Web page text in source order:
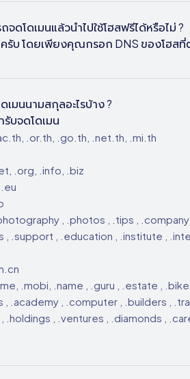
จดโดเมนแล้วนำไปใช้โฮสฟรีได้หรือไม่ ?
รับ โดยเพียงคุณกรอก DNS ของโฮสที่
เมนนามสกุลอะไรบ้าง ?
รับจดโดเมน
.or.th, .go.th, .net.th, .mi.th
.org, .info, .biz
, .photos , .tips ,
, .support , .education , .institute ,
.mobi, .name , .guru , .estate ,
, .academy , .computer , .builders ,
.holdings , .ventures , .diamonds ,